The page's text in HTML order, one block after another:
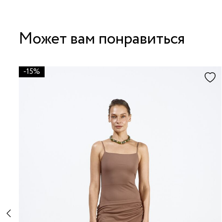
Может вам понравиться
-15%